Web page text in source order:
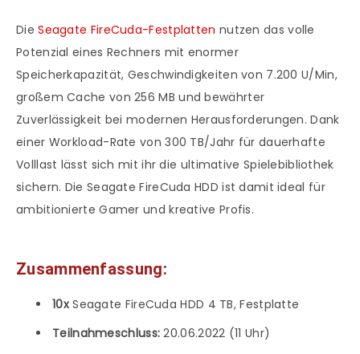
DieSeagate FireCuda-Festplatten nutzen das volle
Potenzial eines Rechners mit enormer
Speicherkapazität, Geschwindigkeiten von 7.200 U/Min,
großem Cache von 256 MB und bewährter
Zuverlässigkeit bei modernen Herausforderungen. Dank
einer Workload-Rate von 300 TB/Jahr für dauerhafte
Volllast lässt sich mit ihr die ultimative Spielebibliothek
sichern. Die Seagate FireCuda HDD ist damit ideal für
ambitionierte Gamer und kreative Profis.
Zusammenfassung:
10xSeagate FireCuda HDD 4 TB, Festplatte
Teilnahmeschluss: 20.06.2022 (11 Uhr)